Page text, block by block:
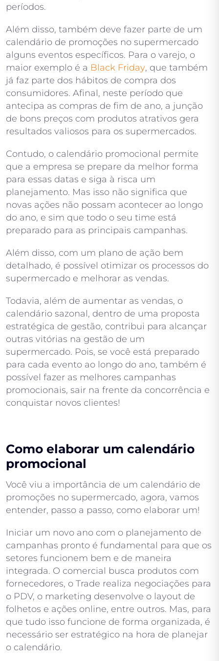
períodos.
Além disso, também deve fazer parte de um
calendário de promoções no supermercado
alguns eventos específicos. Para o varejo, o
maior exemplo é a Black Friday, que também
já faz parte dos hábitos de compra dos
consumidores. Afinal, neste período que
antecipa as compras de fim de ano, a junção
de bons preços com produtos atrativos gera
resultados valiosos para os supermercados.
Contudo, o calendário promocional permite
que a empresa se prepare da melhor forma
para essas datas e siga à risca um
planejamento. Mas isso não significa que
novas ações não possam acontecer ao longo
do ano, e sim que todo o seu time está
preparado para as principais campanhas.
Além disso, com um plano de ação bem
detalhado, é possível otimizar os processos do
supermercado e melhorar as vendas.
Todavia, além de aumentar as vendas, o
calendário sazonal, dentro de uma proposta
estratégica de gestão, contribui para alcançar
outras vitórias na gestão de um
supermercado. Pois, se você está preparado
para cada evento ao longo do ano, também é
possível fazer as melhores campanhas
promocionais, sair na frente da concorrência e
conquistar novos clientes!
Como elaborar um calendário
promocional
Você viu a importância de um calendário de
promoções no supermercado, agora, vamos
entender, passo a passo, como elaborar um!
Iniciar um novo ano com o planejamento de
campanhas pronto é fundamental para que os
setores funcionem bem e de maneira
integrada. O comercial busca produtos com
fornecedores, o Trade realiza negociações para
o PDV, o marketing desenvolve o layout de
folhetos e ações online, entre outros. Mas, para
que tudo isso funcione de forma organizada, é
necessário ser estratégico na hora de planejar
o calendário.